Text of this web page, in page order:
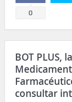
Comparte
0
BOT PLUS,
consultar